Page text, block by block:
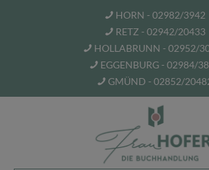
HORN - 02982/3942
RETZ - 02942/20433
HOLLABRUNN - 02952/
EGGENBURG - 02984/
GMÜND - 02852/